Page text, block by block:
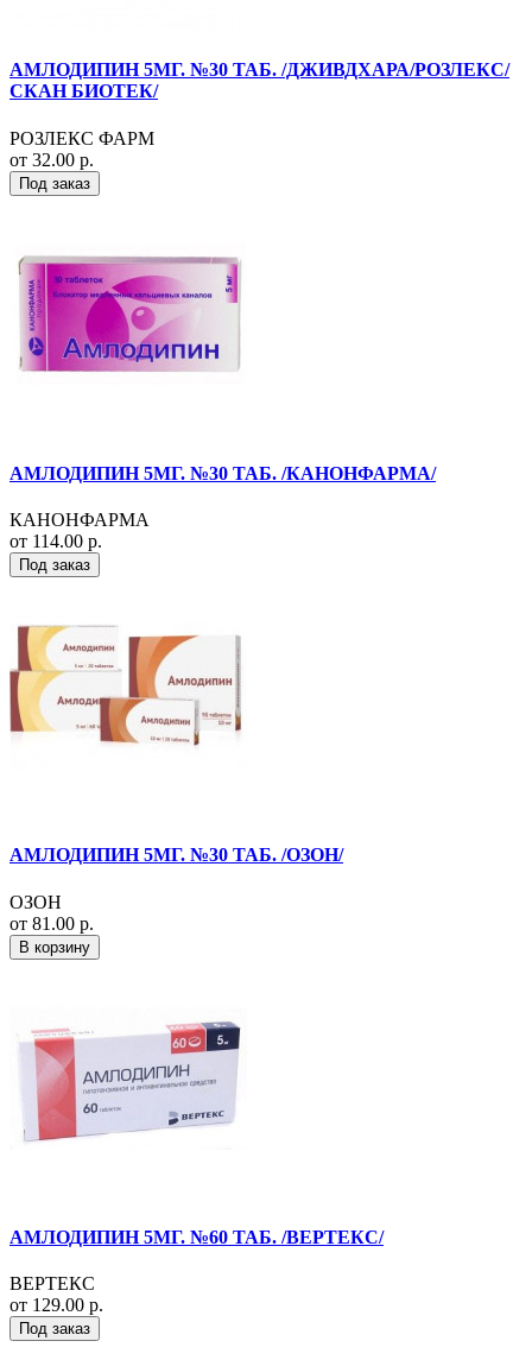
АМЛОДИПИН 5МГ. №30 ТАБ. /ДЖИВДХАРА/РОЗЛЕКС/
СКАН БИОТЕК/
РОЗЛЕКС ФАРМ
от 32.00 р.
Под заказ
АМЛОДИПИН 5МГ. №30 ТАБ. /КАНОНФАРМА/
КАНОНФАРМА
от 114.00 р.
Под заказ
АМЛОДИПИН 5МГ. №30 ТАБ. /ОЗОН/
ОЗОН
от 81.00 р.
В корзину
АМЛОДИПИН 5МГ. №60 ТАБ. /ВЕРТЕКС/
ВЕРТЕКС
от 129.00 р.
Под заказ